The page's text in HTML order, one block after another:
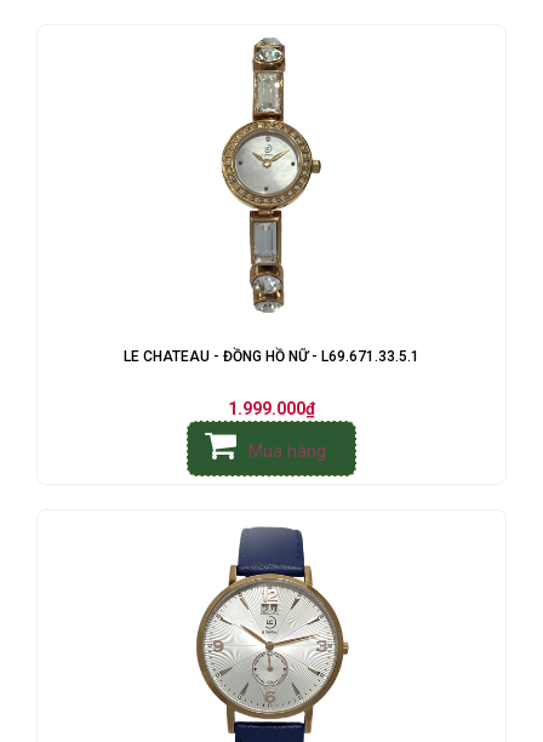
LE CHATEAU - ĐỒNG HỒ NỮ - L69.671.33.5.1
1.999.000₫
Mua hàng